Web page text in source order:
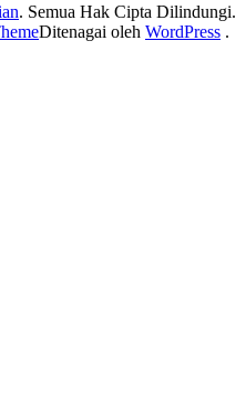
. Semua Hak Cipta Dilindungi.
Ditenagai oleh WordPress .